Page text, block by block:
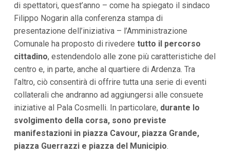
i
V
a
i
a
l
e
n
P
r
n
c
p
di spettatori, quest’anno – come ha spiegato il sindaco
Filippo Nogarin alla conferenza stampa di
presentazione dell’iniziativa – l’Amministrazione
Comunale ha proposto di rivedere tutto il percorso
cittadino, estendendolo alle zone più caratteristiche del
centro e, in parte, anche al quartiere di Ardenza. Tra
l’altro, ciò consentirà di offrire tutta una serie di eventi
collaterali che andranno ad aggiungersi alle consuete
iniziative al Pala Cosmelli. In particolare, durante lo
svolgimento della corsa, sono previste
manifestazioni in piazza Cavour, piazza Grande,
piazza Guerrazzi e piazza del Municipio.